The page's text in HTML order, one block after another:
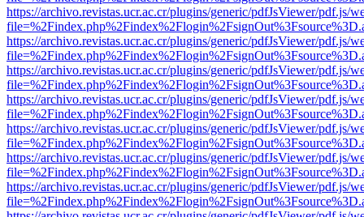
https://archivo.revistas.ucr.ac.cr/plugins/generic/pdfJsViewer/pdf.js/
https://archivo.revistas.ucr.ac.cr/plugins/generic/pdfJsViewer/pdf.js/
https://archivo.revistas.ucr.ac.cr/plugins/generic/pdfJsViewer/pdf.js/
https://archivo.revistas.ucr.ac.cr/plugins/generic/pdfJsViewer/pdf.js/
https://archivo.revistas.ucr.ac.cr/plugins/generic/pdfJsViewer/pdf.js/
https://archivo.revistas.ucr.ac.cr/plugins/generic/pdfJsViewer/pdf.js/
https://archivo.revistas.ucr.ac.cr/plugins/generic/pdfJsViewer/pdf.js/